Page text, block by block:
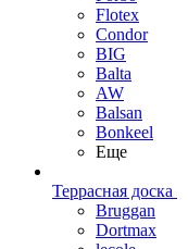
Flotex
Condor
BIG
Balta
AW
Balsan
Bonkeel
Еще
Террасная доска
Bruggan
Dortmax